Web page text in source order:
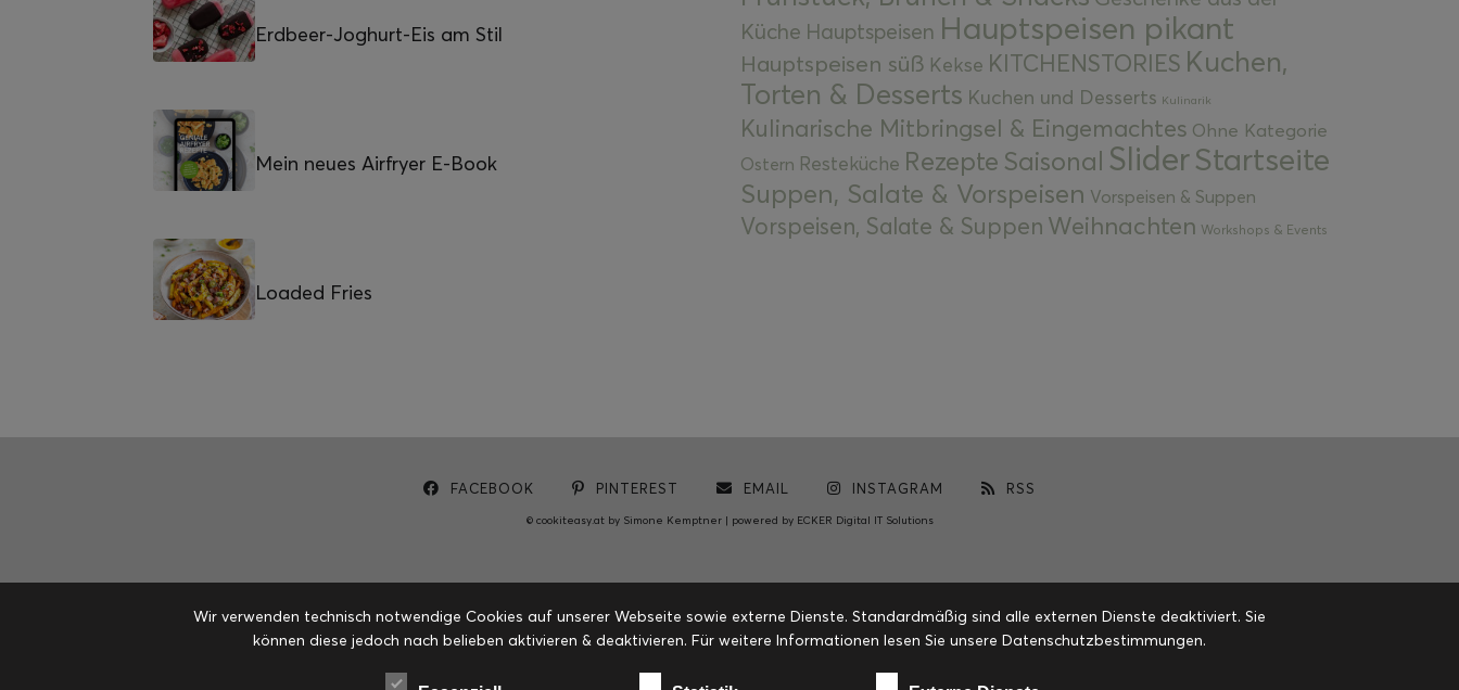
Erdbeer-Joghurt-Eis am Stil
Mein neues Airfryer E-Book
Loaded Fries
Küche Hauptspeisen Hauptspeisen pikant
Hauptspeisen süß Kekse KITCHENSTORIES Kuchen,
Torten & Desserts Kuchen und Desserts Kulinarik
Kulinarische Mitbringsel & Eingemachtes Ohne Kategorie
Ostern Resteküche Rezepte Saisonal SliderStartseite
Suppen, Salate & Vorspeisen Vorspeisen & Suppen
Vorspeisen, Salate & Suppen Weihnachten Workshops & Events
FACEBOOK PINTEREST EMAIL INSTAGRAM RSS
© cookiteasy.at by Simone Kemptner | powered by ECKER Digital IT Solutions
Wir verwenden technisch notwendige Cookies auf unserer Webseite sowie externe Dienste. Standardmäßig sind alle externen Dienste deaktiviert. Sie
können diese jedoch nach belieben aktivieren & deaktivieren. Für weitere Informationen lesen Sie unsere Datenschutzbestimmungen.